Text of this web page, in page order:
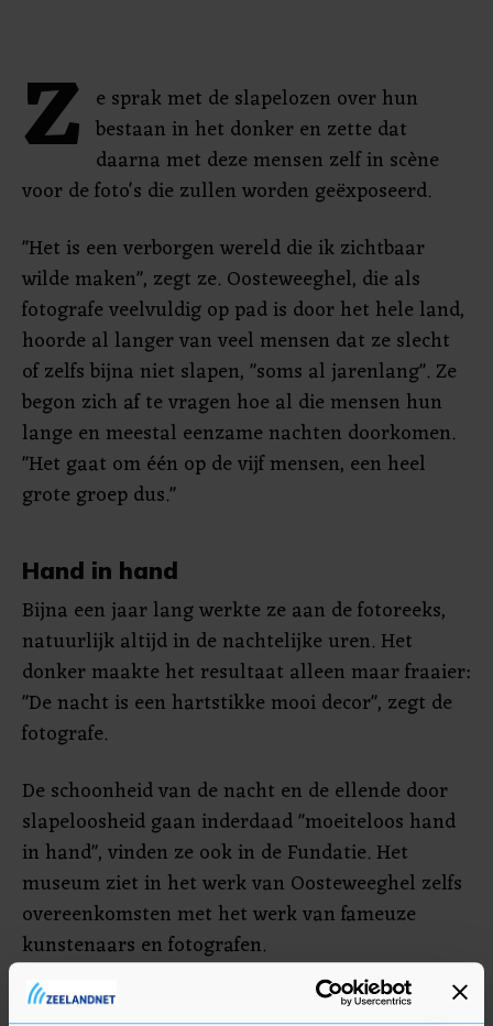
Z e sprak met de slapelozen over hun
bestaan in het donker en zette dat
daarna met deze mensen zelf in scène
voor de foto's die zullen worden geëxposeerd.
"Het is een verborgen wereld die ik zichtbaar
wilde maken", zegt ze. Oosteweeghel, die als
fotografe veelvuldig op pad is door het hele land,
hoorde al langer van veel mensen dat ze slecht
of zelfs bijna niet slapen, "soms al jarenlang". Ze
begon zich af te vragen hoe al die mensen hun
lange en meestal eenzame nachten doorkomen.
"Het gaat om één op de vijf mensen, een heel
grote groep dus."
Hand in hand
Bijna een jaar lang werkte ze aan de fotoreeks,
natuurlijk altijd in de nachtelijke uren. Het
donker maakte het resultaat alleen maar fraaier:
"De nacht is een hartstikke mooi decor", zegt de
fotografe.
De schoonheid van de nacht en de ellende door
slapeloosheid gaan inderdaad "moeiteloos hand
in hand", vinden ze ook in de Fundatie. Het
museum ziet in het werk van Oosteweeghel zelfs
overeenkomsten met het werk van fameuze
kunstenaars en fotografen.